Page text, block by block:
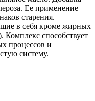
Ее применение
старения.
в себя кроме жирных
способствует
процессов и
систему.